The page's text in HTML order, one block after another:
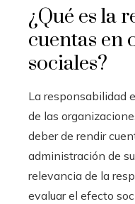
¿Qué es la
cuentas en
sociales?
La responsabilidad
de las
deber de rendir
administración de
relevancia de la
evaluar el efecto